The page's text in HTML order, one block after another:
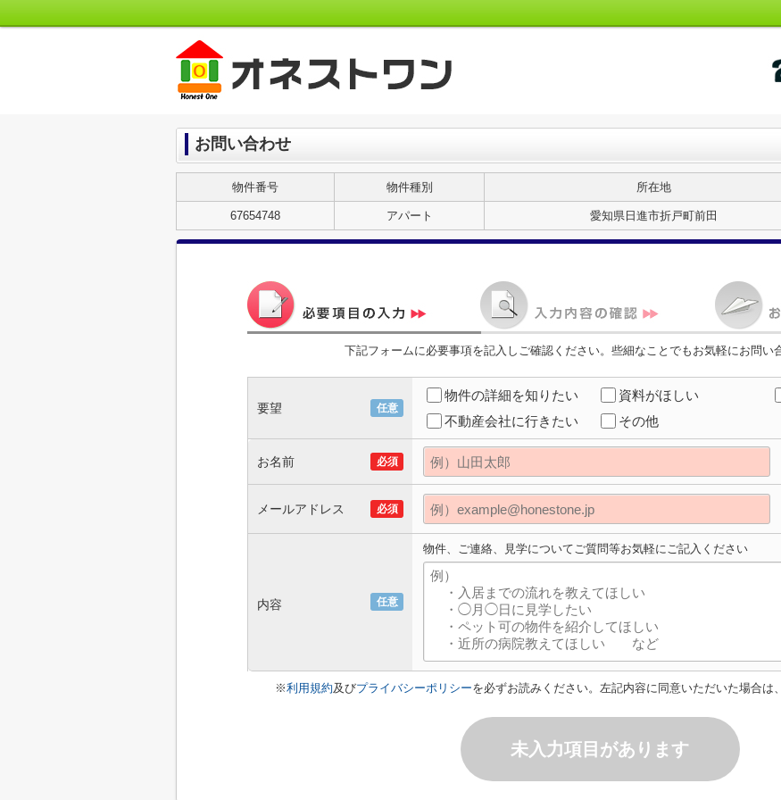
お問い合わせ
物件番号 物件種別 所在地
67654748 アパート 愛知県日進市折戸町前田
下記フォームに必要事項を記入しご確認ください。些細なことでもお気軽にお問い
要望 任意
物件の詳細を知りたい 資料がほしい
不動産会社に行きたい
その他
お名前 必須
メールアドレス 必須
内容 任意
物件、ご連絡、見学についてご質問等お気軽にご記入ください
※利用規約及びプライバシーポリシーを必ずお読みください。左記内容に同意いただいた場合は
未入力項目があります